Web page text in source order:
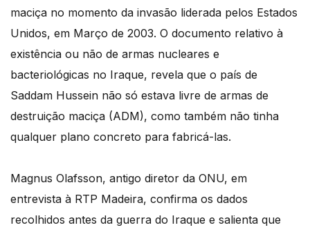
maciça no momento da invasão liderada pelos Estados
Unidos, em Março de 2003. O documento relativo à
existência ou não de armas nucleares e
bacteriológicas no Iraque, revela que o país de
Saddam Hussein não só estava livre de armas de
destruição maciça (ADM), como também não tinha
qualquer plano concreto para fabricá-las.
Magnus Olafsson, antigo diretor da ONU, em
entrevista à RTP Madeira, confirma os dados
recolhidos antes da guerra do Iraque e salienta que